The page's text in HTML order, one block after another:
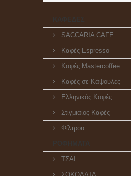
ΚΑΦΕΔΕΣ
SACCARIA CAFE
Καφές Espresso
Καφές Mastercoffee
Καφές σε Κάψουλες
Ελληνικός Καφές
Στιγμιαίος Καφές
Φίλτρου
ΡΟΦΗΜΑΤΑ
ΤΣΑΙ